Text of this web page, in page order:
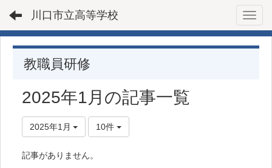
川口市立高等学校
教職員研修
2025年1月の記事一覧
2025年1月 10件
記事がありません。